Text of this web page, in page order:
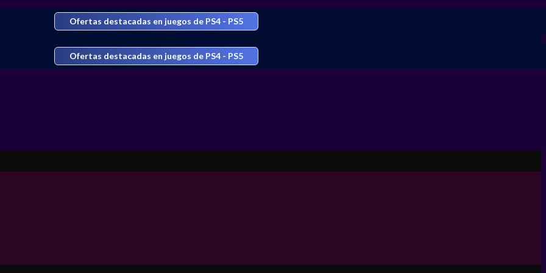
Ofertas destacadas en juegos de PS4 - PS5
Ofertas destacadas en juegos de PS4 - PS5